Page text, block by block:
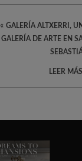
« GALERÍA ALTXERRI,
GALERÍA DE ARTE EN
LEER